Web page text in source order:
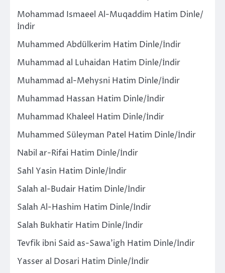
Mohammad Ismaeel Al-Muqaddim Hatim Dinle/
İndir
Muhammed Abdülkerim Hatim Dinle/İndir
Muhammad al Luhaidan Hatim Dinle/İndir
Muhammad al-Mehysni Hatim Dinle/İndir
Muhammad Hassan Hatim Dinle/İndir
Muhammad Khaleel Hatim Dinle/İndir
Muhammed Süleyman Patel Hatim Dinle/İndir
Nabil ar-Rifai Hatim Dinle/İndir
Sahl Yasin Hatim Dinle/İndir
Salah al-Budair Hatim Dinle/İndir
Salah Al-Hashim Hatim Dinle/İndir
Salah Bukhatir Hatim Dinle/İndir
Tevfik ibni Said as-Sawa’igh Hatim Dinle/İndir
Yasser al Dosari Hatim Dinle/İndir